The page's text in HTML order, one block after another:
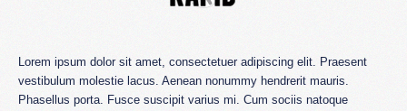
Lorem ipsum dolor sit amet, consectetuer adipiscing elit. Praesent
vestibulum molestie lacus. Aenean nonummy hendrerit mauris.
Phasellus porta. Fusce suscipit varius mi. Cum sociis natoque